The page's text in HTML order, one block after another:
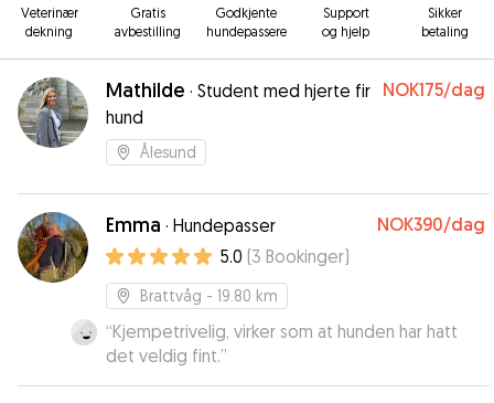
Veterinær
dekning
Gratis
avbestilling
Godkjente
hundepassere
Support
og hjelp
Sikker
betaling
Mathilde · Student med hjerte fir
hund
NOK175/dag
Ålesund
Emma · Hundepasser NOK390/dag
5.0 (3 Bookinger)
Brattvåg - 19.80 km
“Kjempetrivelig, virker som at hunden har hatt
det veldig fint.”